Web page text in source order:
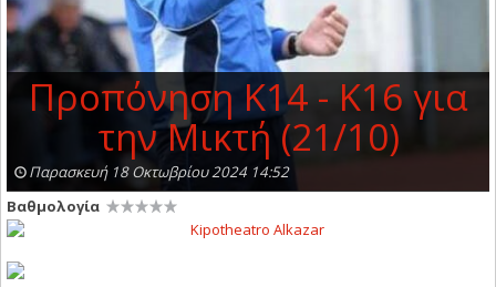
Προπόνηση Κ14 - Κ16 για
την Μικτή (21/10)
Παρασκευή 18 Οκτωβρίου 2024 14:52
Βαθμολογία